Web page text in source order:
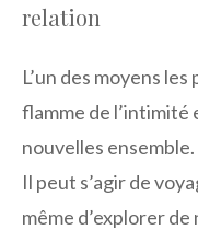
relation
L’un des moyens
flamme de l’intimité
nouvelles ensemble.
Il peut s’agir de
même d’explorer